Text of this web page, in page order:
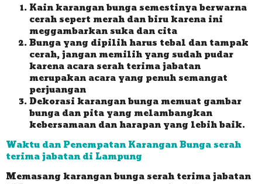
Kain karangan bunga semestinya berwarna
cerah sepert merah dan biru karena ini
meggambarkan suka dan cita
Bunga yang dipilih harus tebal dan tampak
cerah, jangan memilih yang sudah pudar
karena acara serah terima jabatan
merupakan acara yang penuh semangat
perjuangan
Dekorasi karangan bunga memuat gambar
bunga dan pita yang melambangkan
kebersamaan dan harapan yang lebih baik.
Waktu dan Penempatan Karangan Bunga serah
terima jabatan di Lampung
Memasang karangan bunga serah terima jabatan